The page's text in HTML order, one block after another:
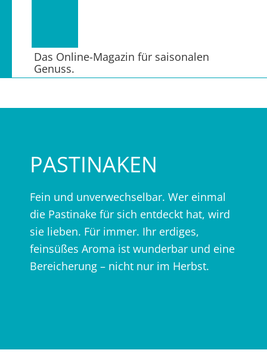
Das Online-Magazin für saisonalen
Genuss.
PASTINAKEN
Fein und unverwechselbar. Wer einmal
die Pastinake für sich entdeckt hat, wird
sie lieben. Für immer. Ihr erdiges,
feinsüßes Aroma ist wunderbar und eine
Bereicherung – nicht nur im Herbst.